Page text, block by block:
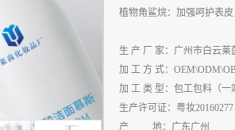
植物角鲨烷：加强呵护表
生 产 厂
家：广州市白云莱
加 工 方 式：
加 工 类 型：包工包料（一
生产许可 证：粤妆20160277
产
地：广东广州